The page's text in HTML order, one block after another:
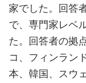
家でした。回答
で、専門家レベ
た。回答者の拠
コ、フィンラン
本、韓国、スウ